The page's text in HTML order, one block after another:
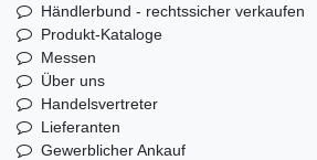
Händlerbund - rechtssicher verkaufen
Produkt-Kataloge
Messen
Über uns
Handelsvertreter
Lieferanten
Gewerblicher Ankauf